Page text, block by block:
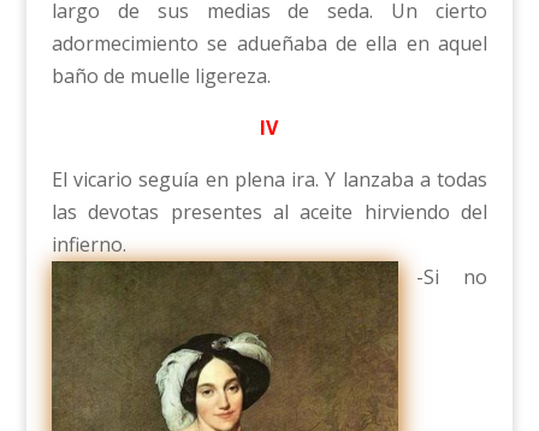
largo de sus medias de seda. Un cierto
adormecimiento se adueñaba de ella en aquel
baño de muelle ligereza.
IV
El vicario seguía en plena ira. Y lanzaba a todas
las devotas presentes al aceite hirviendo del
infierno.
-Si no